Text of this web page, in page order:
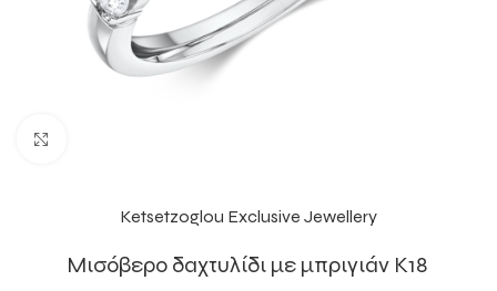
Ketsetzoglou Exclusive Jewellery
Mισόβερο δαχτυλίδι με μπριγιάν Κ18